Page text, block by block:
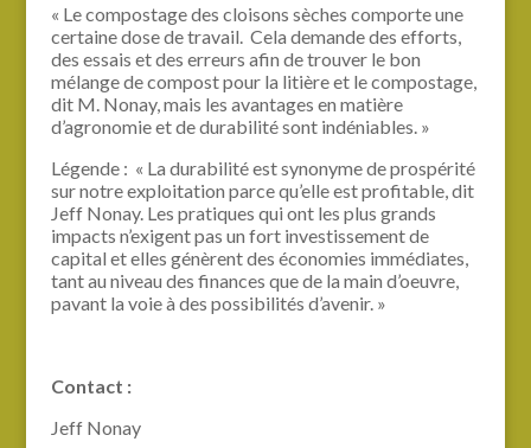
« Le compostage des cloisons sèches comporte une
certaine dose de travail. Cela demande des efforts,
des essais et des erreurs afin de trouver le bon
mélange de compost pour la litière et le compostage,
dit M. Nonay, mais les avantages en matière
d’agronomie et de durabilité sont indéniables. »
Légende : « La durabilité est synonyme de prospérité
sur notre exploitation parce qu’elle est profitable, dit
Jeff Nonay. Les pratiques qui ont les plus grands
impacts n’exigent pas un fort investissement de
capital et elles génèrent des économies immédiates,
tant au niveau des finances que de la main d’oeuvre,
pavant la voie à des possibilités d’avenir. »
Contact :
Jeff Nonay